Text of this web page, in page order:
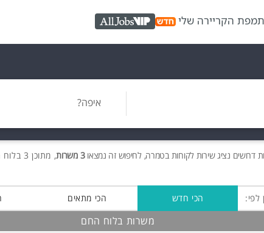
מפת הקריירה שלי AllJobs VIP
איפה?
דרושים נציג שירות לקוחות בטמרה, לחיפוש זה נמצאו3 משרות , מתוכן 3 בלוח החם חינם!
לפי: הכי חדש הכי מתאים
משרות בלוח החם